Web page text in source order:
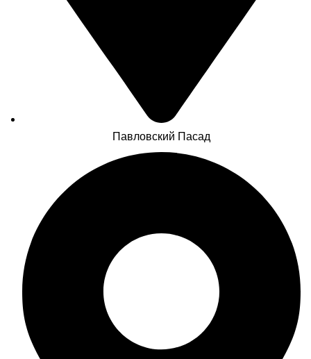
Павловский Пасад